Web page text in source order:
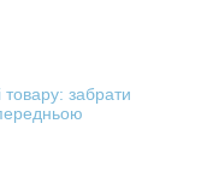
товару: забрати